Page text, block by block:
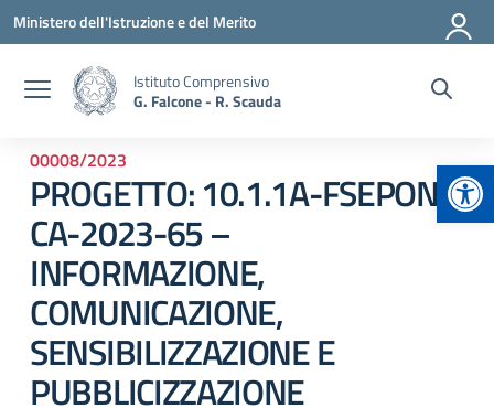
Vai ai contenuti
Vai al menu di navigazione
Vai al footer
Ministero dell'Istruzione e del Merito
Istituto Comprensivo
G. Falcone - R. Scauda
00008/2023
PROGETTO: 10.1.1A-FSEPON-
CA-2023-65 –
INFORMAZIONE,
COMUNICAZIONE,
SENSIBILIZZAZIONE E
PUBBLICIZZAZIONE